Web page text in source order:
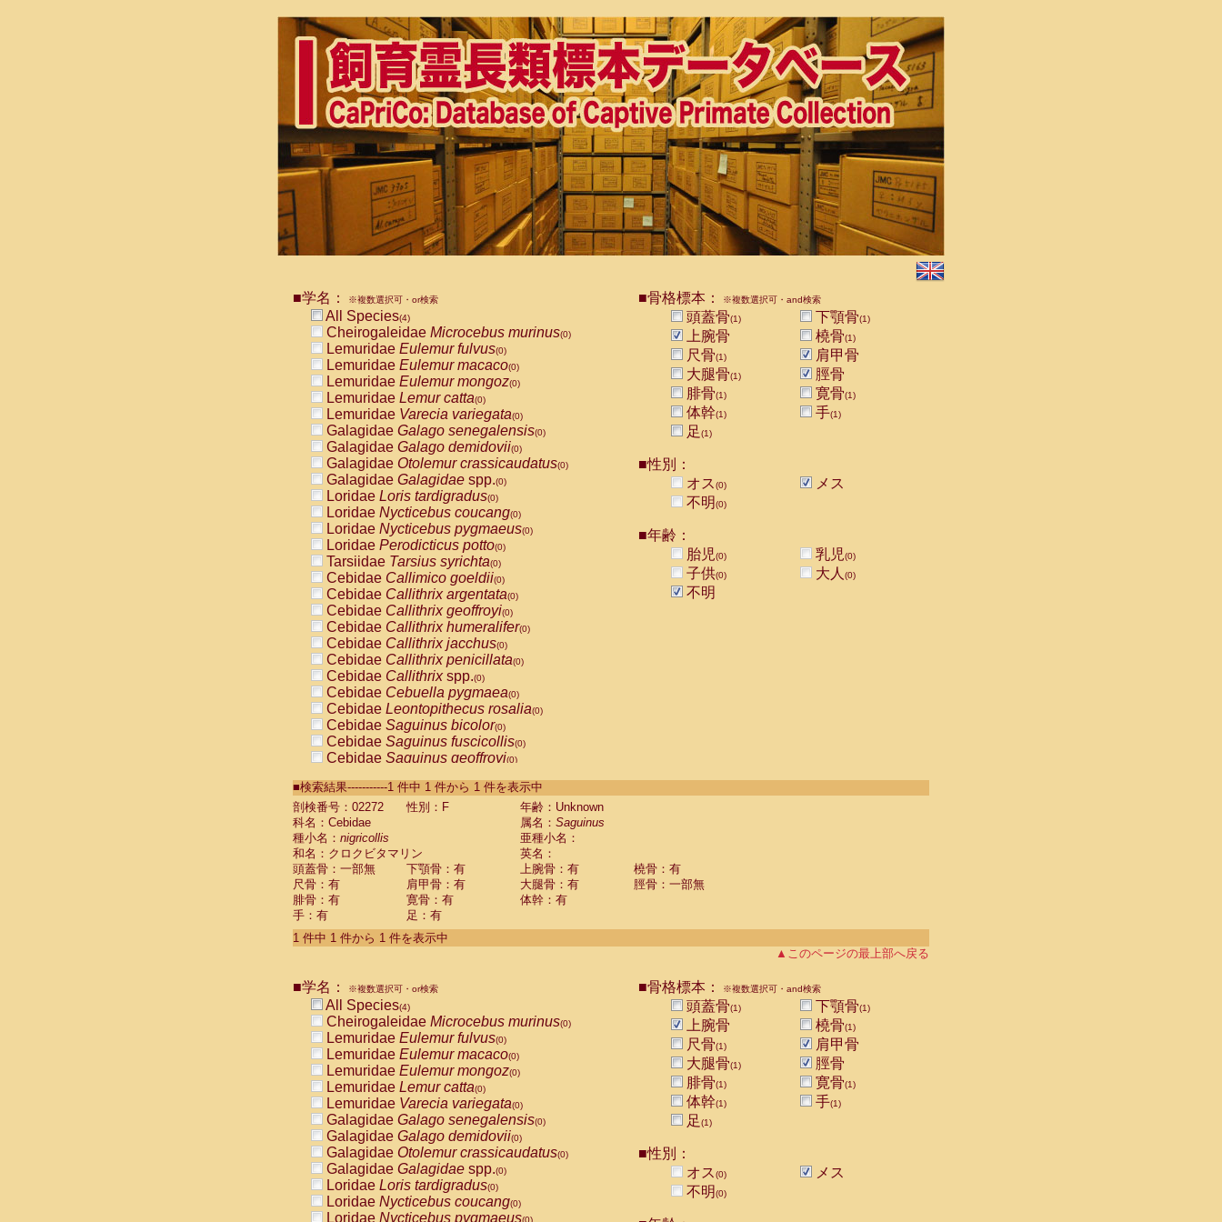
■学名： ※複数選択可・or検索
All Species(4)
Cheirogaleidae Microcebus murinus(0)
Lemuridae Eulemur fulvus(0)
Lemuridae Eulemur macaco(0)
Lemuridae Eulemur mongoz(0)
Lemuridae Lemur catta(0)
Lemuridae Varecia variegata(0)
Galagidae Galago senegalensis(0)
Galagidae Galago demidovii(0)
Galagidae Otolemur crassicaudatus(0)
Galagidae Galagidae spp.(0)
Loridae Loris tardigradus(0)
Loridae Nycticebus coucang(0)
Loridae Nycticebus pygmaeus(0)
Loridae Perodicticus potto(0)
Tarsiidae Tarsius syrichta(0)
Cebidae Callimico goeldii(0)
Cebidae Callithrix argentata(0)
Cebidae Callithrix geoffroyi(0)
Cebidae Callithrix humeralifer(0)
Cebidae Callithrix jacchus(0)
Cebidae Callithrix penicillata(0)
Cebidae Callithrixspp.(0)
Cebidae Cebuella pygmaea(0)
Cebidae Leontopithecus rosalia(0)
Cebidae Saguinus bicolor(0)
Cebidae Saguinus fuscicollis(0)
Cebidae Saguinus geoffroyi(0)
CebidaeSaguinus labiatus(0)
Cebidae Saguinus leucopus (0)
Cebidae
CebidaeSaguinus mystax
CebidaeSaguinus nigricollis (1)
Cebidae Saguinus oedipus
Cebidae Saguinus weddelli
Cebidae Saguinusspp.
Cebidae Aotus trivirgatus
Cebidae Cebus albifrons
CebidaeCebus nigrivittatus
CebidaeCebus
CebidaeSaimiri boliviensis(0)
CebidaeSaimiri sciureus(0)
AtelidaeAlouatta caraya(0)
AtelidaeAlouatta fusca(0)
AtelidaeAlouatta seniculus
AtelidaeAlouattaspp.(0)
AtelidaeAteles belzebuth(0)
AtelidaeAteles geoffroyi(0)
AtelidaeAteles paniscus(0)
AtelidaeAtelesspp.(0)
Atelidae Lagothrix lagothricha
AtelidaeLagothrix lagothricha cana
PitheciidaeCacajao calvus rubicundus
■骨格標本： ※複数選択可・and検索
頭蓋骨(1) 下顎骨(1)
上腕骨 橈骨(1)
尺骨(1)
肩甲骨
大腿骨(1)
脛骨
腓骨(1) 寛骨(1)
体幹(1) 手(1)
足(1)
■性別：
オス(0)
メス
不明(0)
■年齢：
胎児(0) 乳児(0)
子供(0) 大人 (0)
不明
■検索結果-----------1 件中 1 件から 1 件を表示中
剖検番号：02272
性別：F
年齢：Unknown
科名：Cebidae
属名： Saguinus
種小名： nigricollis
亜種小名：
和名：クロクビタマリン
英名：
頭蓋骨：一部無
下顎骨：有 上腕骨：有
橈骨：有
尺骨：有
肩甲骨：有 大腿骨：有
脛骨：一部無
腓骨：有
寛骨：有
体幹：有
手：有
足：有
1 件中 1 件から 1 件を表示中
▲このページの最上部へ戻る
■学名： ※複数選択可・or検索
All Species(4)
Cheirogaleidae Microcebus murinus(0)
Lemuridae Eulemur fulvus(0)
Lemuridae Eulemur macaco(0)
Lemuridae Eulemur mongoz(0)
Lemuridae Lemur catta(0)
Lemuridae Varecia variegata(0)
Galagidae Galago senegalensis(0)
Galagidae Galago demidovii(0)
Galagidae Otolemur crassicaudatus(0)
Galagidae Galagidae spp.(0)
Loridae Loris tardigradus(0)
Loridae Nycticebus coucang(0)
Loridae Nycticebus pygmaeus(0)
■骨格標本： ※複数選択可・and検索
頭蓋骨(1) 下顎骨(1)
上腕骨 橈骨(1)
尺骨(1)
肩甲骨
大腿骨(1)
脛骨
腓骨(1) 寛骨(1)
体幹(1) 手(1)
足(1)
■性別：
オス(0)
メス
不明(0)